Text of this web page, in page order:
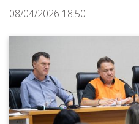
08/04/2026 18:50